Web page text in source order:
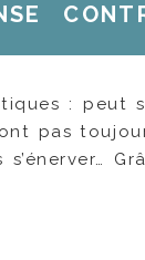
: peut
pas